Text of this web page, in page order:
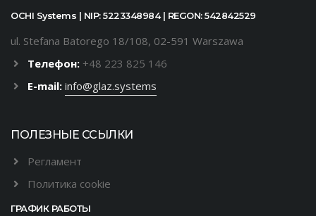
OCHI Systems | NIP: 5223348984 | REGON: 542842529
ul. Stefana Batorego 18/108, 02-591 Warszawa
Телефон: +48 223 825 146
E-mail: info@glaz.systems
ПОЛЕЗНЫЕ ССЫЛКИ
Регламент
Политика cookie
ГРАФИК РАБОТЫ